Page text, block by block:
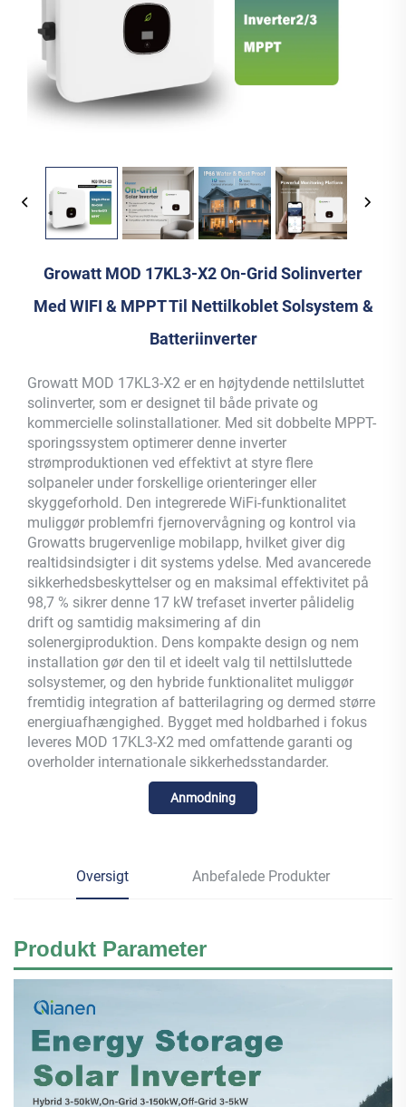
Growatt MOD 17KL3-X2 On-Grid Solinverter
Med WIFI & MPPT Til Nettilkoblet Solsystem &
Batteriinverter
Growatt MOD 17KL3-X2 er en højtydende nettilsluttet
solinverter, som er designet til både private og
kommercielle solinstallationer. Med sit dobbelte MPPT-
sporingssystem optimerer denne inverter
strømproduktionen ved effektivt at styre flere
solpaneler under forskellige orienteringer eller
skyggeforhold. Den integrerede WiFi-funktionalitet
muliggør problemfri fjernovervågning og kontrol via
Growatts brugervenlige mobilapp, hvilket giver dig
realtidsindsigter i dit systems ydelse. Med avancerede
sikkerhedsbeskyttelser og en maksimal effektivitet på
98,7 % sikrer denne 17 kW trefaset inverter pålidelig
drift og samtidig maksimering af din
solenergiproduktion. Dens kompakte design og nem
installation gør den til et ideelt valg til nettilsluttede
solsystemer, og den hybride funktionalitet muliggør
fremtidig integration af batterilagring og dermed større
energiuafhængighed. Bygget med holdbarhed i fokus
leveres MOD 17KL3-X2 med omfattende garanti og
overholder internationale sikkerhedsstandarder.
Anmodning
Oversigt Anbefalede Produkter
Produkt Parameter